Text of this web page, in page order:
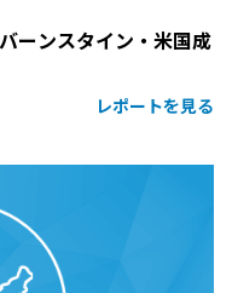
ーンスタイン・米国成
レポートを見る